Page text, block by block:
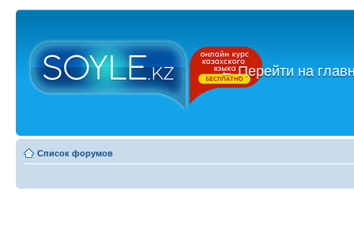
←Перейти на
Список форумов